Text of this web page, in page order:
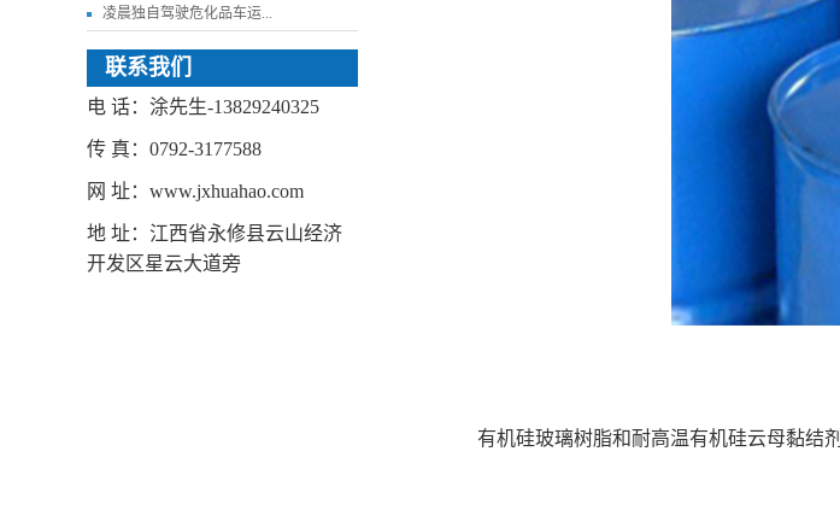
凌晨独自驾驶危化品车运...
联系我们
电 话：涂先生-13829240325
传 真：0792-3177588
网 址：www.jxhuahao.com
地 址：江西省永修县云山经济
开发区星云大道旁
有机硅玻璃树脂和耐高温有机硅云母黏结剂